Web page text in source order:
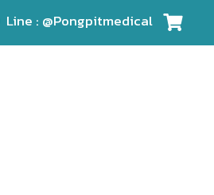
Line : @Pongpitmedical